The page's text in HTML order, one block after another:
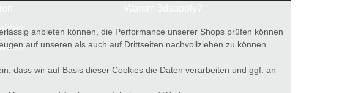
anbieten können, die Performance unserer Shops prüfen können
auf unseren als auch auf Drittseiten nachvollziehen zu können.
dass wir auf Basis dieser Cookies die Daten verarbeiten und ggf. an